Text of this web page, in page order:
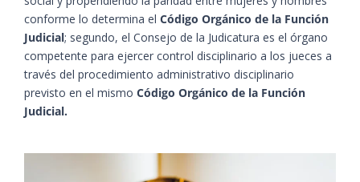
conforme lo determina el Código Orgánico de la Función
Judicial; segundo, el Consejo de la Judicatura es el órgano
competente para ejercer control disciplinario a los jueces a
través del procedimiento administrativo disciplinario
previsto en el mismo Código Orgánico de la Función
Judicial.